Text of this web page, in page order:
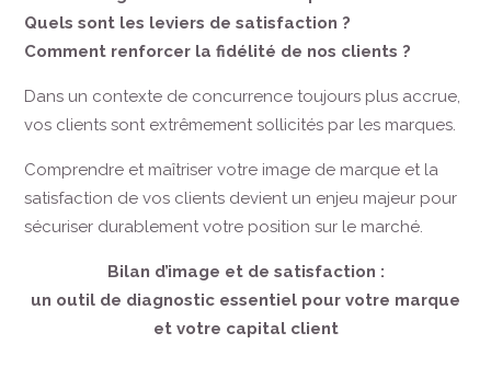
Quels sont les leviers de satisfaction ?
Comment renforcer la fidélité de nos clients ?
Dans un contexte de concurrence toujours plus accrue,
vos clients sont extrêmement sollicités par les marques.
Comprendre et maîtriser votre image de marque et la
satisfaction de vos clients devient un enjeu majeur pour
sécuriser durablement votre position sur le marché.
Bilan d’image et de satisfaction :
un outil de diagnostic essentiel pour votre marque
et votre capital client